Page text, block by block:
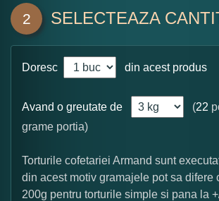
2 SELECTEAZA
Doresc din acest produs
Avand o greutate de (22
grame portia)
Torturile cofetariei Armand sunt
din acest motiv gramajele pot sa difere
200g pentru torturile simple si pana la